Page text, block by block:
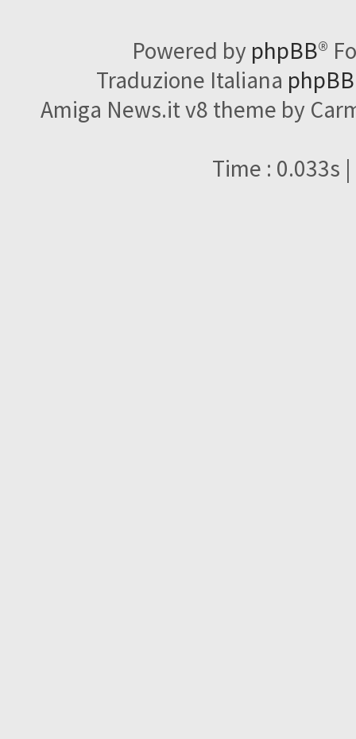
Powered by phpBB®
Traduzione Italiana
Amiga News.it v8 theme by
Time : 0.033s